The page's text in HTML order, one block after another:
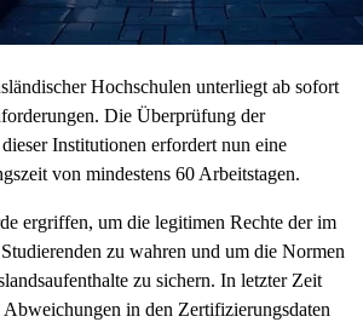
Hochschulen unterliegt ab sofort
Die Überprüfung der
Institutionen erfordert nun eine
von mindestens 60 Arbeitstagen.
ergriffen, um die legitimen Rechte der im
zu wahren und um die Normen
zu sichern. In letzter Zeit
Abweichungen in den Zertifizierungsdaten